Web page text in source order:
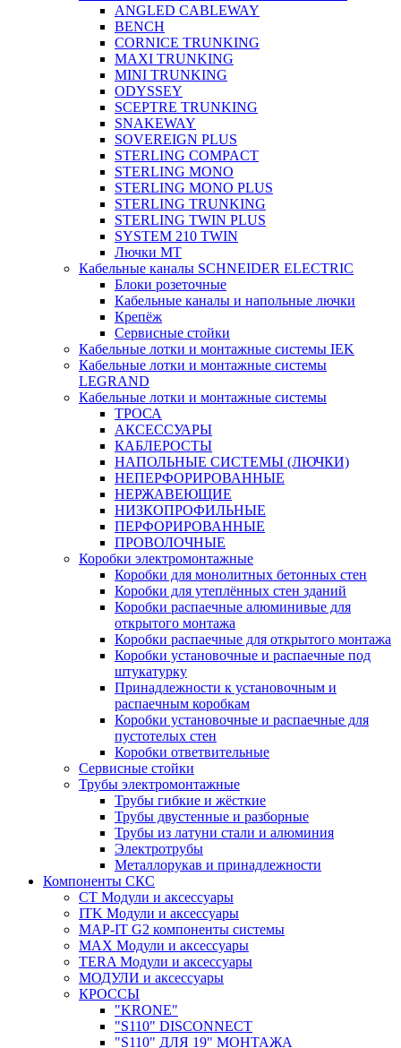
ANGLED CABLEWAY
BENCH
CORNICE TRUNKING
MAXI TRUNKING
MINI TRUNKING
ODYSSEY
SCEPTRE TRUNKING
SNAKEWAY
SOVEREIGN PLUS
STERLING COMPACT
STERLING MONO
STERLING MONO PLUS
STERLING TRUNKING
STERLING TWIN PLUS
SYSTEM 210 TWIN
Лючки MT
Кабельные каналы SCHNEIDER ELECTRIC
Блоки розеточные
Кабельные каналы и напольные лючки
Крепёж
Сервисные стойки
Кабельные лотки и монтажные системы IEK
Кабельные лотки и монтажные системы
LEGRAND
Кабельные лотки и монтажные системы
ТРОСА
АКСЕССУАРЫ
КАБЛЕРОСТЫ
НАПОЛЬНЫЕ СИСТЕМЫ (ЛЮЧКИ)
НЕПЕРФОРИРОВАННЫЕ
НЕРЖАВЕЮЩИЕ
НИЗКОПРОФИЛЬНЫЕ
ПЕРФОРИРОВАННЫЕ
ПРОВОЛОЧНЫЕ
Коробки электромонтажные
Коробки для монолитных бетонных стен
Коробки для утеплённых стен зданий
Коробки распаечные алюминивые для
открытого монтажа
Коробки распаечные для открытого монтажа
Коробки установочные и распаечные под
штукатурку
Принадлежности к установочным и
распаечным коробкам
Коробки установочные и распаечные для
пустотелых стен
Коробки ответвительные
Сервисные стойки
Трубы электромонтажные
Трубы гибкие и жёсткие
Трубы двустенные и разборные
Трубы из латуни стали и алюминия
Электротрубы
Металлорукав и принадлежности
Компоненты СКС
CT Модули и аксессуары
ITK Модули и аксессуары
MAP-IT G2 компоненты системы
MAX Модули и аксессуары
TERA Модули и аксессуары
МОДУЛИ и аксессуары
КРОССЫ
"KRONE"
"S110" DISCONNECT
"S110" ДЛЯ 19" МОНТАЖА